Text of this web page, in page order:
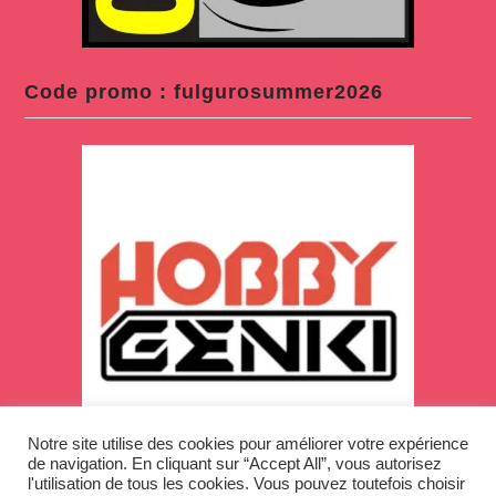
Code promo : fulgurosummer2026
Notre site utilise des cookies pour améliorer votre expérience
de navigation. En cliquant sur “Accept All”, vous autorisez
l'utilisation de tous les cookies. Vous pouvez toutefois choisir